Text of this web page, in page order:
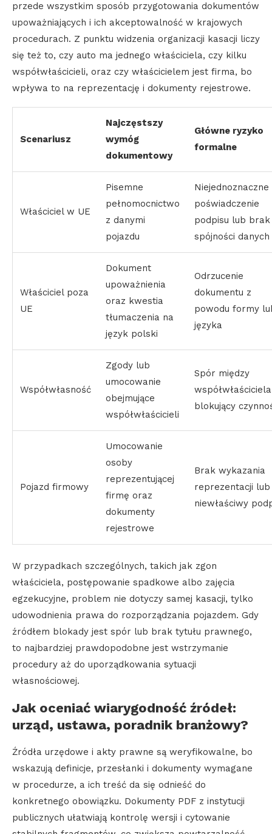
przede wszystkim sposób przygotowania dokumentów
upoważniających i ich akceptowalność w krajowych
procedurach. Z punktu widzenia organizacji kasacji liczy
się też to, czy auto ma jednego właściciela, czy kilku
współwłaścicieli, oraz czy właścicielem jest firma, bo
wpływa to na reprezentację i dokumenty rejestrowe.
Scenariusz
Najczęstszy
wymóg
dokumentowy
Główne ryzyko
formalne
Właściciel w UE
Pisemne
pełnomocnictwo
z danymi
pojazdu
Niejednoznaczne
poświadczenie
podpisu lub brak
spójności danych
Właściciel poza
UE
Dokument
upoważnienia
oraz kwestia
tłumaczenia na
język polski
Odrzucenie
dokumentu z
powodu formy
języka
Współwłasność
Zgody lub
umocowanie
obejmujące
współwłaścicieli
Spór między
blokujący
Pojazd firmowy
Umocowanie
osoby
reprezentującej
firmę oraz
dokumenty
rejestrowe
Brak wykazania
reprezentacji lub
niewłaściwy
W przypadkach szczególnych, takich jak zgon
właściciela, postępowanie spadkowe albo zajęcia
egzekucyjne, problem nie dotyczy samej kasacji, tylko
udowodnienia prawa do rozporządzania pojazdem. Gdy
źródłem blokady jest spór lub brak tytułu prawnego,
to najbardziej prawdopodobne jest wstrzymanie
procedury aż do uporządkowania sytuacji
własnościowej.
Jak oceniać wiarygodność źródeł:
urząd, ustawa, poradnik branżowy?
Źródła urzędowe i akty prawne są weryfikowalne, bo
wskazują definicje, przesłanki i dokumenty wymagane
w procedurze, a ich treść da się odnieść do
konkretnego obowiązku. Dokumenty PDF z instytucji
publicznych ułatwiają kontrolę wersji i cytowanie